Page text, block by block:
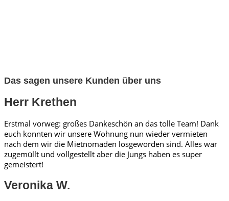
Das sagen unsere Kunden über uns
Herr Krethen
Erstmal vorweg: großes Dankeschön an das tolle Team! Dank
euch konnten wir unsere Wohnung nun wieder vermieten
nach dem wir die Mietnomaden losgeworden sind. Alles war
zugemüllt und vollgestellt aber die Jungs haben es super
gemeistert!
Veronika W.